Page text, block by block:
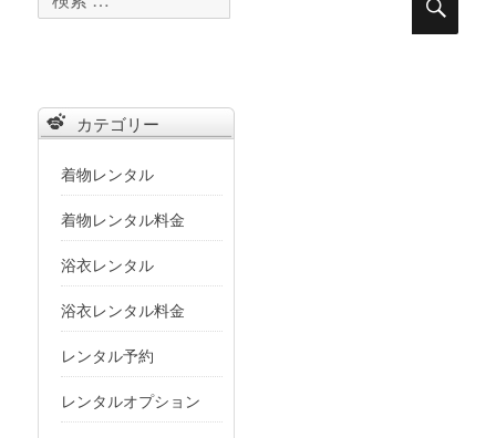
カテゴリー
着物レンタル
着物レンタル料金
浴衣レンタル
浴衣レンタル料金
レンタル予約
レンタルオプション